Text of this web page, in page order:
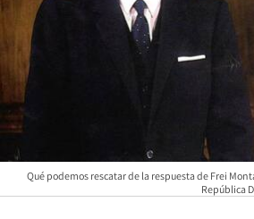
Qué podemos rescatar de la respuesta de Frei
República